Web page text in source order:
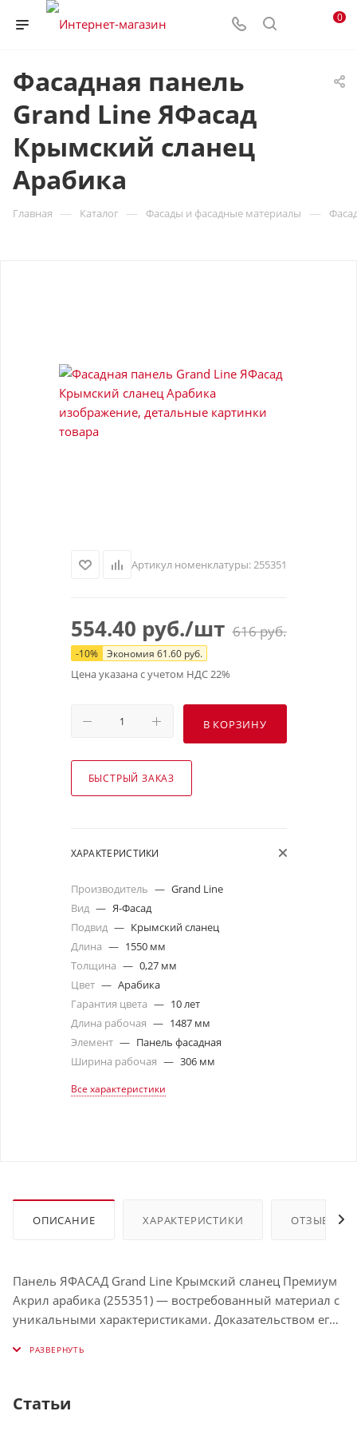
0
Фасадная панель
Grand Line ЯФасад
Крымский сланец
Арабика
Главная — Каталог — Фасады и фасадные материалы —
Артикул номенклатуры:255351
554.40 руб./шт 616руб.
-10% Экономия 61.60руб.
Цена указана с учетом НДС 22%
В КОРЗИНУ
БЫСТРЫЙ ЗАКАЗ
ХАРАКТЕРИСТИКИ
Производитель — Grand Line
Вид — Я-Фасад
Подвид — Крымский сланец
Длина — 1550 мм
Толщина — 0,27 мм
Цвет — Арабика
Гарантия цвета — 10 лет
Длина рабочая — 1487 мм
Элемент — Панель фасадная
Ширина рабочая — 306 мм
Все характеристики
ОПИСАНИЕ ХАРАКТЕРИСТИКИ ОТЗЫВЫ
Панель ЯФАСАД Grand Line Крымский сланец Премиум
Акрил арабика (255351) — востребованный материал с
уникальными характеристиками. Доказательством его
гарантия. Производится он по передовой технологии,
выдающейся стойкости к агрессивным внешним
воздействиям, в том числе ультрафиолету, и
Статьи